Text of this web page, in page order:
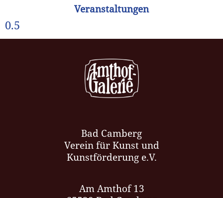
Veranstaltungen
Bad Camberg
Verein für Kunst und
Kunstförderung e.V.
Am Amthof 13